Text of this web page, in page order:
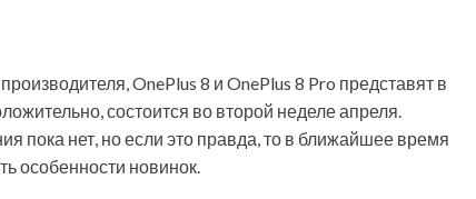
OnePlus 8 и OnePlus 8 Pro представят в
состоится во второй неделе апреля.
пока нет, но если это правда, то в ближайшее время
особенности новинок.